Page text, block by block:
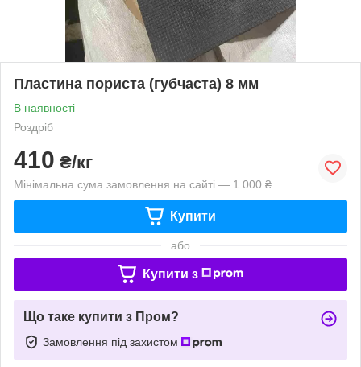
Пластина пориста (губчаста) 8 мм
В наявності
Роздріб
410 ₴/кг
Мінімальна сума замовлення на сайті — 1 000 ₴
Купити
або
Купити з
Що таке купити з Пром?
Замовлення під захистом